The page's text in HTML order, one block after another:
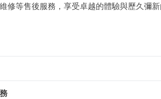
修等售後服務，享受卓越的體驗與歷久彌